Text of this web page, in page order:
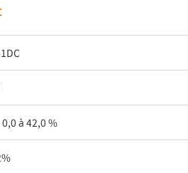
0,0 à 42,0 %